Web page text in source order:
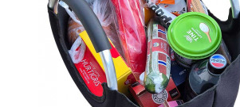
Vepsefeller
Bli kvitt plagsom veps med disse
vepsefellene.